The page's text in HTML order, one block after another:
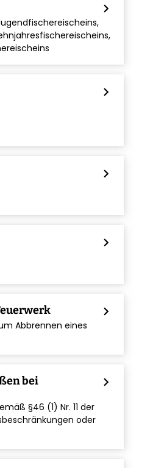
chevron_right
chevron_right
chevron_right
chevron_right
chevron_right
Abbrennen eines
bei
chevron_right
§46 (1) Nr. 11 der
oder